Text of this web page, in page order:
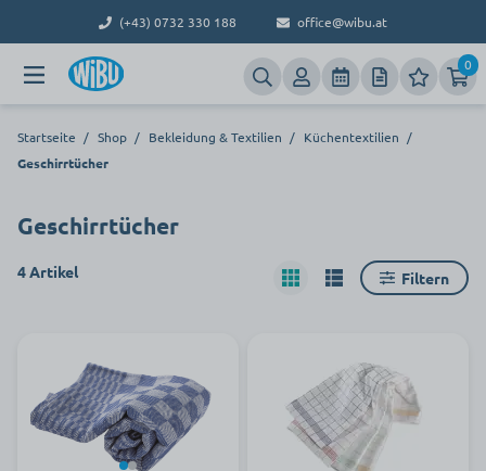
(+43) 0732 330 188 office@wibu.at
0
Startseite / Shop / Bekleidung & Textilien / Küchentextilien /
Geschirrtücher
Geschirrtücher
4 Artikel Filtern